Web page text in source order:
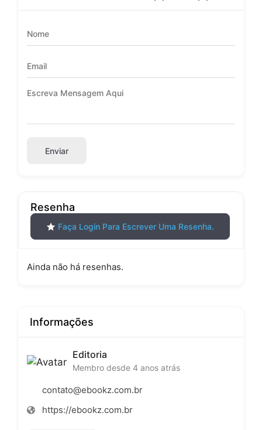
Enviar
Resenha
Faça Login Para Escrever Uma Resenha.
Ainda não há resenhas.
Informações
Editoria
Membro desde 4 anos atrás
contato@ebookz.com.br
https://ebookz.com.br